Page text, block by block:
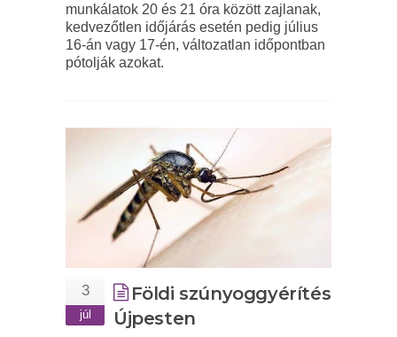
munkálatok 20 és 21 óra között zajlanak,
kedvezőtlen időjárás esetén pedig július
16-án vagy 17-én, változatlan időpontban
pótolják azokat.
3
júl
Földi szúnyoggyérítés
Újpesten